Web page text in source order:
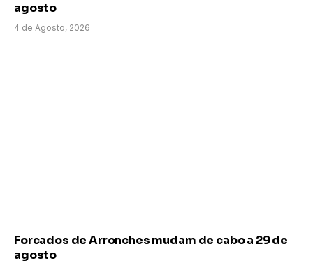
agosto
4 de Agosto, 2026
Forcados de Arronches mudam de cabo a 29 de
agosto